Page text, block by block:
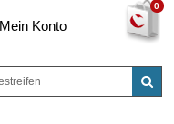
0
Mein Konto